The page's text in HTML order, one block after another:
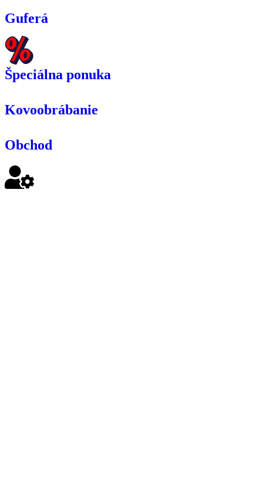
Guferá
Špeciálna ponuka
Kovoobrábanie
Obchod